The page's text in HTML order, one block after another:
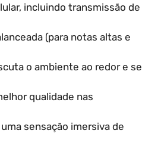
incluindo transmissão de
(para notas altas e
o ambiente ao redor e se
qualidade nas
sensação imersiva de